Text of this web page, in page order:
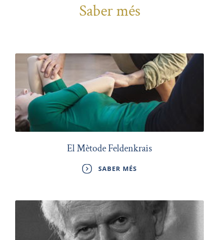
Saber més
El Mètode Feldenkrais
SABER MÉS